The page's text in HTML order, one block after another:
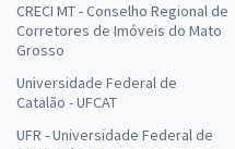
CRECI MT - Conselho Regional de
Corretores de Imóveis do Mato
Grosso
Universidade Federal de
Catalão - UFCAT
UFR - Universidade Federal de